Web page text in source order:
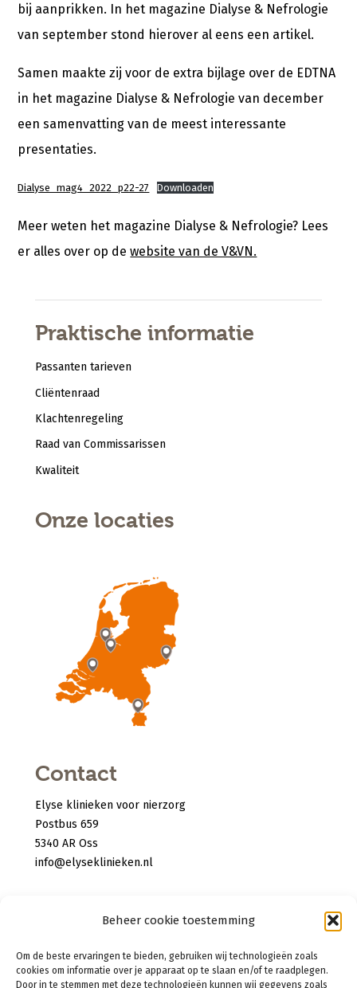
Beheer cookie toestemming
Om de beste ervaringen te bieden, gebruiken wij technologieën zoals
cookies om informatie over je apparaat op te slaan en/of te raadplegen.
Door in te stemmen met deze technologieën kunnen wij gegevens zoals
bij aanprikken. In het magazine Dialyse & Nefrologie
van september stond hierover al eens een artikel.
Samen maakte zij voor de extra bijlage over de EDTNA
in het magazine Dialyse & Nefrologie van december
een samenvatting van de meest interessante
presentaties.
Dialyse_mag4_2022_p22-27 Downloaden
Meer weten het magazine Dialyse & Nefrologie? Lees
er alles over op dewebsite van de V&VN.
Praktische informatie
Passanten tarieven
Cliëntenraad
Klachtenregeling
Raad van Commissarissen
Kwaliteit
Onze locaties
Contact
Elyse klinieken voor nierzorg
Postbus 659
5340 AR Oss
info@elyseklinieken.nl
Cookies